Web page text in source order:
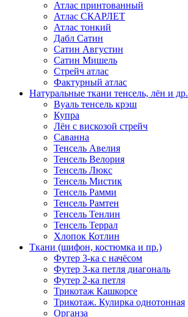
Атлас принтованный
Атлас СКАРЛЕТ
Атлас тонкий
Дабл Сатин
Сатин Августин
Сатин Мишель
Стрейч атлас
Фактурный атлас
Натуральные ткани тенсель, лён и др.
Вуаль тенсель крэш
Купра
Лён с вискозой стрейч
Саванна
Тенсель Авелия
Тенсель Велория
Тенсель Люкс
Тенсель Мистик
Тенсель Рамми
Тенсель Рамтен
Тенсель Тенлин
Тенсель Террал
Хлопок Котлин
Ткани (шифон, костюмка и пр.)
Футер 3-ка с начёсом
Футер 3-ка петля диагональ
Футер 2-ка петля
Трикотаж Кашкорсе
Трикотаж. Кулирка однотонная
Органза